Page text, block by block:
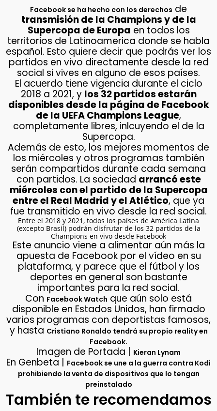
Facebook se ha hecho con los derechos de
transmisión de la Champions y de la
Supercopa de Europa en todos los
territorios de Latinoamerica donde se habla
español. Esto quiere decir que podrás ver los
partidos en vivo directamente desde la red
social si vives en alguno de esos países.
El acuerdo tiene vigencia durante el ciclo
2018 a 2021, y los 32 partidos estarán
disponibles desde la página de Facebook
de la UEFA Champions League,
completamente libres, inlcuyendo el de la
Supercopa.
Además de esto, los mejores momentos de
los miércoles y otros programas también
serán compartidos durante cada semana
con partidos. La sociedad arrancó este
miércoles con el partido de la Supercopa
entre el Real Madrid y el Atlético, que ya
fue transmitido en vivo desde la red social.
Entre el 2018 y 2021, todos los países de América Latina
(excepto Brasil) podrán disfrutar de los 32 partidos de la
Champions en vivo desde Facebook
Este anuncio viene a alimentar aún más la
apuesta de Facebook por el vídeo en su
plataforma, y parece que el fútbol y los
deportes en general son bastante
importantes para la red social.
Con Facebook Watch que aún solo está
disponible en Estados Unidos, han firmado
varios programas con deportistas famosos,
y hasta Cristiano Ronaldo tendrá su propio reality en
Facebook.
Imagen de Portada |
Kieran Lynam
En Genbeta |
Facebook se une a la guerra contra Kodi
prohibiendo la venta de dispositivos que lo tengan
preinstalado
También te recomendamos